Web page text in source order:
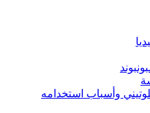
وأسباب استخدامه